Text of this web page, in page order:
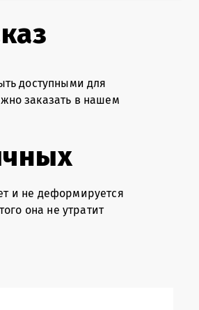
доступными для
заказать в нашем
и не деформируется
она не утратит